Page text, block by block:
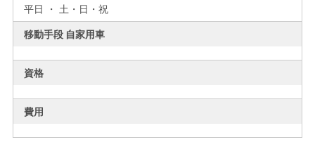
平日 ・ 土・日・祝
移動手段 自家用車
資格
費用